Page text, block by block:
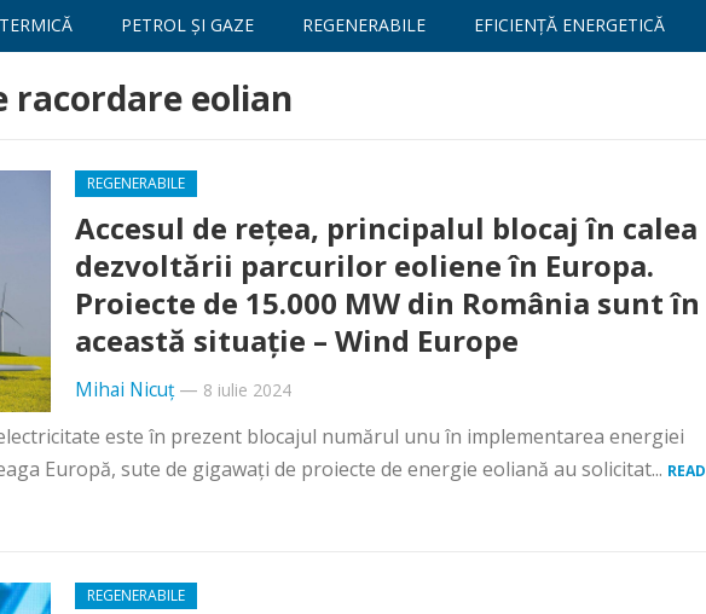
PETROL ȘI GAZE REGENERABILE EFICIENȚĂ ENERGETICĂ
racordare eolian
REGENERABILE
Accesul de rețea, principalul blocaj în calea
dezvoltării parcurilor eoliene în Europa.
Proiecte de 15.000 MW din România sunt în
această situație – Wind Europe
Mihai Nicuț— 8 iulie 2024
este în prezent blocajul numărul unu în implementarea energiei
Europă, sute de gigawați de proiecte de energie eoliană au solicitat... READ
REGENERABILE